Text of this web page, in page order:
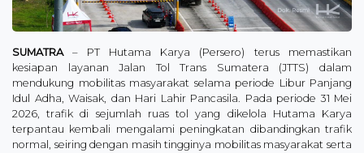
SUMATRA– PT Hutama Karya (Persero) terus memastikan
kesiapan layanan Jalan Tol Trans Sumatera (JTTS) dalam
mendukung mobilitas masyarakat selama periode Libur Panjang
Idul Adha, Waisak, dan Hari Lahir Pancasila. Pada periode 31 Mei
2026, trafik di sejumlah ruas tol yang dikelola Hutama Karya
terpantau kembali mengalami peningkatan dibandingkan trafik
normal, seiring dengan masih tingginya mobilitas masyarakat serta